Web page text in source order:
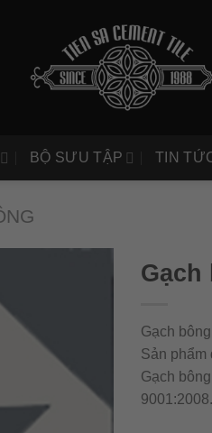
BỘ SƯU TẬP TIN
Gạch
Gạch
Sản phẩm
Gạch